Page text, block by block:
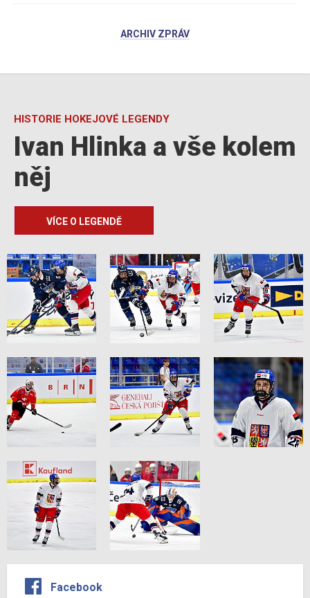
ARCHIV ZPRÁV
HISTORIE HOKEJOVÉ LEGENDY
Ivan Hlinka a vše kolem
něj
VÍCE O LEGENDĚ
Facebook